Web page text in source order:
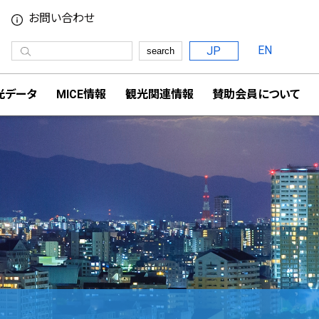
お問い合わせ
search JP EN
データ MICE情報 観光関連情報 賛助会員について